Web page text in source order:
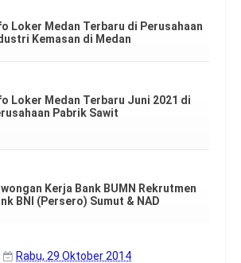
Loker Medan Terbaru di Perusahaan
Kemasan di Medan
Loker Medan Terbaru Juni 2021 di
Pabrik Sawit
Kerja Bank BUMN Rekrutmen
BNI (Persero) Sumut & NAD
Rabu, 29 Oktober 2014